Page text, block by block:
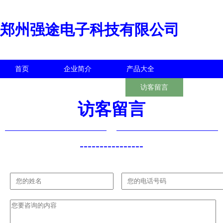
郑州强途电子科技有限公司
首页 企业简介 产品大全
访客留言
访客留言
----------------